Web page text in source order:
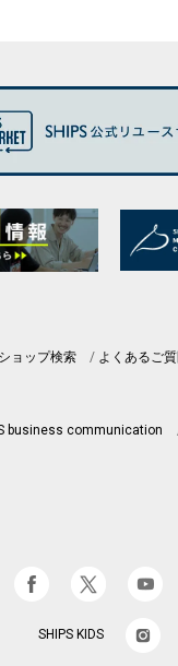
ショップ検索 よくあるご
business communication
SHIPS KIDS